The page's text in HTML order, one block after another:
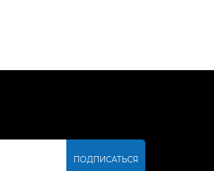
ПОДПИСАТЬСЯ